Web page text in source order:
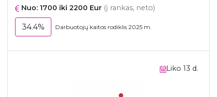
Nuo: 1700 iki 2200 Eur (į rankas, neto)
34.4% Darbuotojų kaitos rodiklis 2025 m.
Liko 13 d.